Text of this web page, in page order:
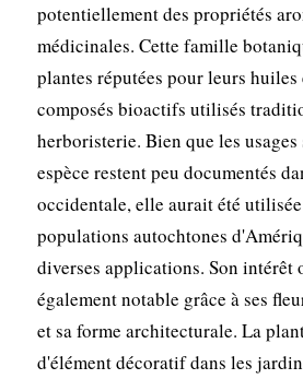
potentiellement des propriétés
médicinales. Cette famille
plantes réputées pour leurs
composés bioactifs utilisés
herboristerie. Bien que les
espèce restent peu documentés
occidentale, elle aurait été
populations autochtones
diverses applications. Son intérêt
également notable grâce à ses
et sa forme architecturale. La
d'élément décoratif dans les